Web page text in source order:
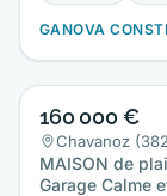
GANOVA
160 000 €
Chavanoz
MAISON de
Garage Calme